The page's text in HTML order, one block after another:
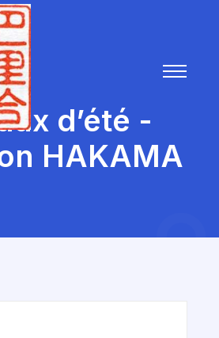
d’été -
HAKAMA